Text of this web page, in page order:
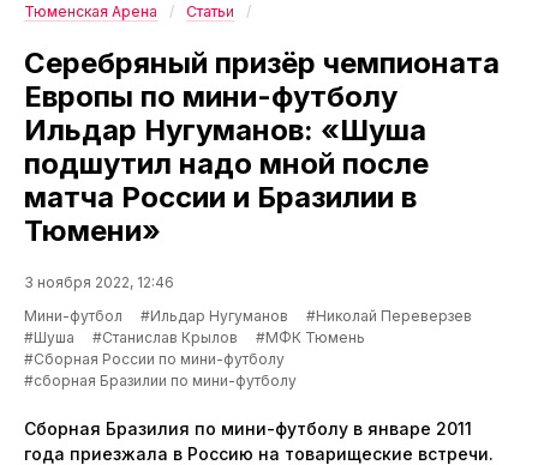
Тюменская Арена Статьи
Серебряный призёр чемпионата
Европы по мини-футболу
Ильдар Нугуманов: «Шуша
подшутил надо мной после
матча России и Бразилии в
Тюмени»
3 ноября 2022, 12:46
Мини-футбол
#Ильдар Нугуманов
#Николай Переверзев
#Шуша
#Станислав Крылов
#МФК Тюмень
#Сборная России по мини-футболу
#сборная Бразилии по мини-футболу
Сборная Бразилия по мини-футболу в январе 2011
года приезжала в Россию на товарищеские встречи.